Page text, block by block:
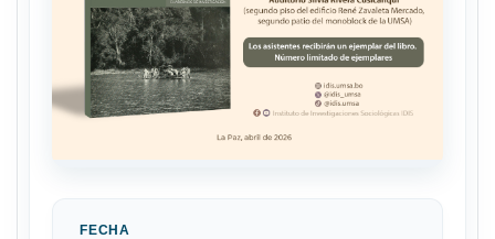
FECHA